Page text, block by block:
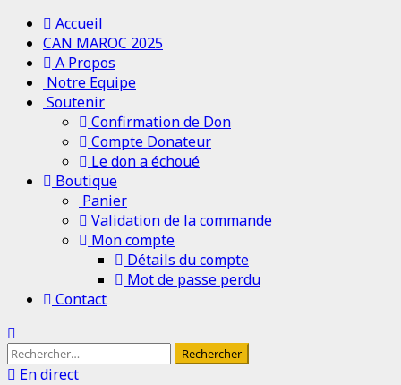
Accueil
CAN MAROC 2025
A Propos
Notre Equipe
Soutenir
Confirmation de Don
Compte Donateur
Le don a échoué
Boutique
Panier
Validation de la commande
Mon compte
Détails du compte
Mot de passe perdu
Contact
En direct